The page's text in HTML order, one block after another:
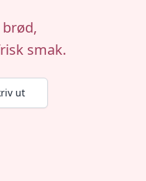
smak.
ut